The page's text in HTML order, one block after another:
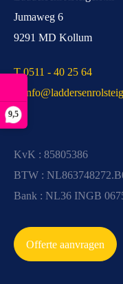
9,5
Jumaweg 6
9291 MD Kollum
T 0511 - 40 25 64
E
KvK : 85805386
BTW :
Bank : NL36 INGB
Offerte aanvragen